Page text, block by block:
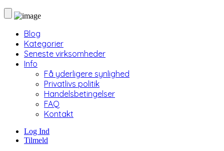
Blog
Kategorier
Seneste virksomheder
Info
Få yderligere synlighed
Privatlivs politik
Handelsbetingelser
FAQ
Kontakt
Log Ind
Tilmeld